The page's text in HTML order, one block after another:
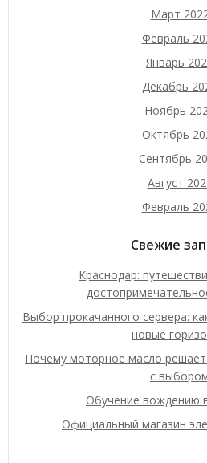
Март
Февраль
Январь
Декабрь
Ноябрь
Октябрь
Сентябрь
Август
Февраль
Свежие
Краснодар:
Выбор прокачанного сервера:
новые
Почему моторное масло решает
с
Обучение вождению
Официальный магазин